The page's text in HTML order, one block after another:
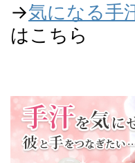
→気になる手
はこちら